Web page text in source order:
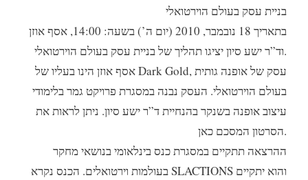
בניית עסק בעולם הוירטואלי
בתאריך 18 נובמבר, 2010 (יום ה’) בשעה: 14:00, אסף אוזן
וד”ר ישע סיון יציגו תהליך של בניית עסק בעולם הוירטואלי.
אסף אוזן הינו בעליו של Dark Gold, עסק של אופנה גותית
בעולם הוירטואלי. העסק נבנה במסגרת פרויקט גמר בלימודי
עיצוב אופנה בשנקר בהנחיית ד”ר ישע סיון. ניתן לראות את
הסרטון המסכם כאן.
ההרצאה תתקיים במסגרת כנס בינלאומי בנושאי מחקר
בעולמות וירטואלים. הכנס נקרא SLACTIONS והוא יתקיים